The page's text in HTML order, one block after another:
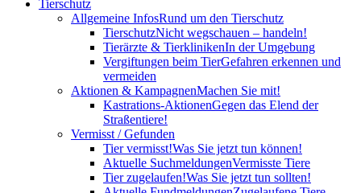
Tierschutz
Allgemeine InfosRund um den Tierschutz
TierschutzNicht wegschauen – handeln!
Tierärzte & TierklinikenIn der Umgebung
Vergiftungen beim TierGefahren erkennen und
vermeiden
Aktionen & KampagnenMachen Sie mit!
Kastrations-AktionenGegen das Elend der
Straßentiere!
Vermisst / Gefunden
Tier vermisst!Was Sie jetzt tun können!
Aktuelle SuchmeldungenVermisste Tiere
Tier zugelaufen!Was Sie jetzt tun sollten!